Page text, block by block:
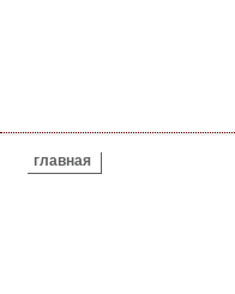
ВЫ ЗДЕСЬ
главная